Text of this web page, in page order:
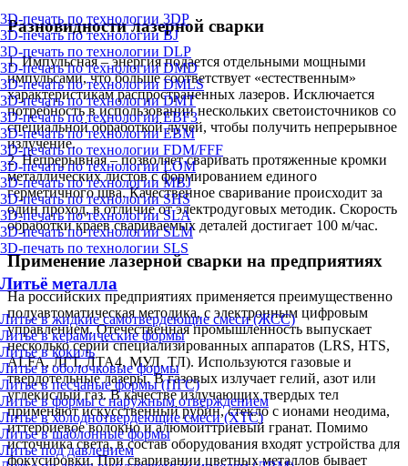
3D-печать по технологии 3DP
3D-печать по технологии BJ
3D-печать по технологии DLP
3D-печать по технологии DMD
3D-печать по технологии DMLS
3D-печать по технологии DMT
3D-печать по технологии EBF3
3D-печать по технологии EBM
3D-печать по технологии FDM/FFF
3D-печать по технологии LOM
3D-печать по технологии MBJ
3D-печать по технологии SHS
3D-печать по технологии SLA
3D-печать по технологии SLM
3D-печать по технологии SLS
Литьё металла
Литье в жидкие самотвердеющие смеси (ЖСС)
Литье в керамические формы
Литье в кокиль
Литье в оболочковые формы
Литье в песчаные формы (ПГС)
Литье в формы с наружным отверждением
Литье в холоднотвердеющие смеси (ХТС)
Литье в шаблонные формы
Литье под давлением
Разновидности лазерной сварки
1. Импульсная – энергия подается отдельными мощными
импульсами, что больше соответствует «естественным»
характеристикам распространенных лазеров. Исключается
потребность в использовании нескольких светоисточников со
специальной обработкой лучей, чтобы получить непрерывное
излучение.
2. Непрерывная – позволяет сваривать протяженные кромки
металлических листов с формированием единого
герметичного шва. Качественное сваривание происходит за
один проход, в отличие от электродуговых методик. Скорость
обработки краев свариваемых деталей достигает 100 м/час.
Применение лазерной сварки на предприятиях
На российских предприятиях применяется преимущественно
полуавтоматическая методика, с электронным цифровым
управлением. Отечественная промышленность выпускает
несколько серий специализированных аппаратов (LRS, HTS,
ALFA, ЛГТ, ЛТА4, МУЛ, ТЛ). Используются газовые и
твердотельные лазеры. В газовых излучает гелий, азот или
углекислый газ. В качестве излучающих твердых тел
применяют искусственный рубин, стекло с ионами неодима,
иттербиевое волокно и алюмоиттриевый гранат. Помимо
источника света, в состав оборудования входят устройства для
фокусировки. При сваривании цветных металлов бывает